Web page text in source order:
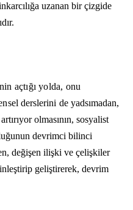
uzanan bir çizgide
açtığı yolda, onu
derslerini de yadsımadan,
olmasının, sosyalist
devrimci bilinci
değişen ilişki ve çelişki­ler
geliştirerek, devrim